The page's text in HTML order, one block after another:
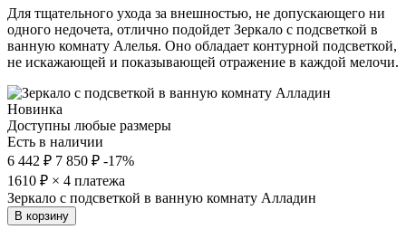
Для тщательного ухода за внешностью, не допускающего ни
одного недочета, отлично подойдет Зеркало с подсветкой в
ванную комнату Алелья. Оно обладает контурной подсветкой,
не искажающей и показывающей отражение в каждой мелочи.
Новинка
Доступны любые размеры
Есть в наличии
6 442 ₽ 7 850 ₽ -17%
1610 ₽ × 4 платежа
Зеркало с подсветкой в ванную комнату Алладин
В корзину